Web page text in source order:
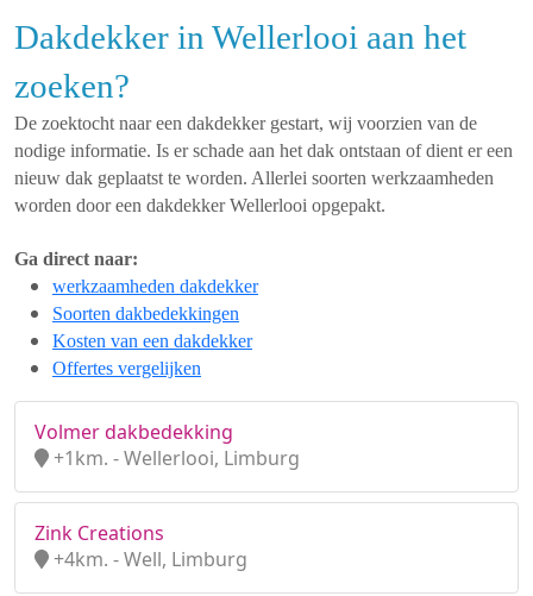
Dakdekker in Wellerlooi aan het
zoeken?
De zoektocht naar een dakdekker gestart, wij voorzien van de
nodige informatie. Is er schade aan het dak ontstaan of dient er een
nieuw dak geplaatst te worden. Allerlei soorten werkzaamheden
worden door een dakdekker Wellerlooi opgepakt.
Ga direct naar:
werkzaamheden dakdekker
Soorten dakbedekkingen
Kosten van een dakdekker
Offertes vergelijken
Volmer dakbedekking
+1km. - Wellerlooi, Limburg
Zink Creations
+4km. - Well, Limburg